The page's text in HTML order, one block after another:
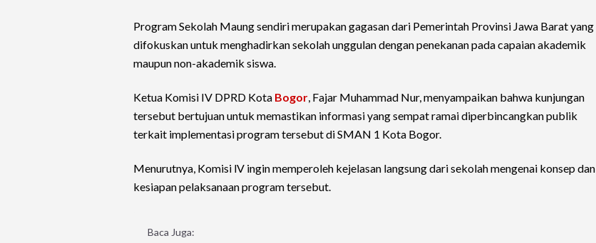
Program Sekolah Maung sendiri merupakan gagasan dari Pemerintah Provinsi Jawa Barat yang
difokuskan untuk menghadirkan sekolah unggulan dengan penekanan pada capaian akademik
maupun non-akademik siswa.
Ketua Komisi IV DPRD Kota Bogor, Fajar Muhammad Nur, menyampaikan bahwa kunjungan
tersebut bertujuan untuk memastikan informasi yang sempat ramai diperbincangkan publik
terkait implementasi program tersebut di SMAN 1 Kota Bogor.
Menurutnya, Komisi lV ingin memperoleh kejelasan langsung dari sekolah mengenai konsep dan
kesiapan pelaksanaan program tersebut.
Baca Juga: